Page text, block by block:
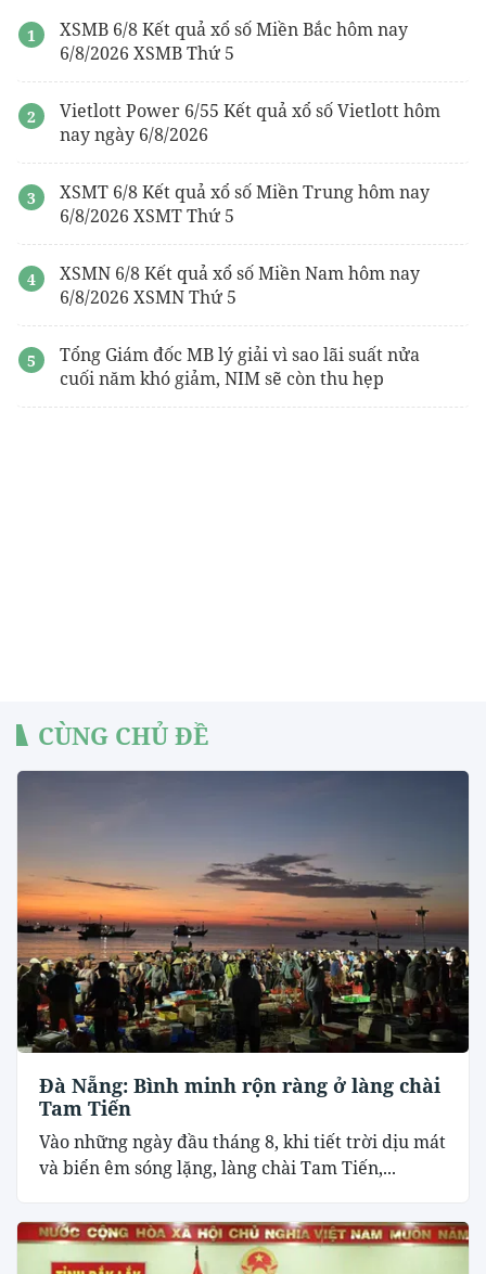
XSMB 6/8 Kết quả xổ số Miền Bắc hôm nay
6/8/2026 XSMB Thứ 5
Vietlott Power 6/55 Kết quả xổ số Vietlott hôm
nay ngày 6/8/2026
XSMT 6/8 Kết quả xổ số Miền Trung hôm nay
6/8/2026 XSMT Thứ 5
XSMN 6/8 Kết quả xổ số Miền Nam hôm nay
6/8/2026 XSMN Thứ 5
Tổng Giám đốc MB lý giải vì sao lãi suất nửa
cuối năm khó giảm, NIM sẽ còn thu hẹp
CÙNG CHỦ ĐỀ
Đà Nẵng: Bình minh rộn ràng ở làng chài
Tam Tiến
Vào những ngày đầu tháng 8, khi tiết trời dịu mát
và biển êm sóng lặng, làng chài Tam Tiến,...